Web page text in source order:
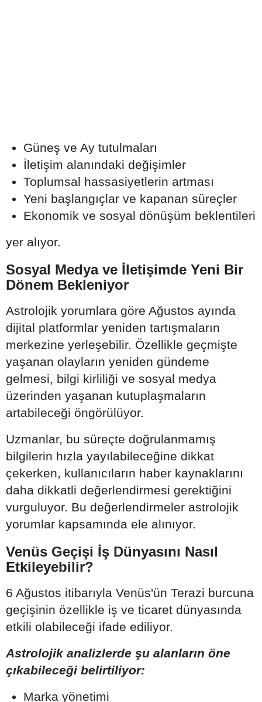
Güneş ve Ay tutulmaları
İletişim alanındaki değişimler
Toplumsal hassasiyetlerin artması
Yeni başlangıçlar ve kapanan süreçler
Ekonomik ve sosyal dönüşüm beklentileri
yer alıyor.
Sosyal Medya ve İletişimde Yeni Bir
Dönem Bekleniyor
Astrolojik yorumlara göre Ağustos ayında
dijital platformlar yeniden tartışmaların
merkezine yerleşebilir. Özellikle geçmişte
yaşanan olayların yeniden gündeme
gelmesi, bilgi kirliliği ve sosyal medya
üzerinden yaşanan kutuplaşmaların
artabileceği öngörülüyor.
Uzmanlar, bu süreçte doğrulanmamış
bilgilerin hızla yayılabileceğine dikkat
çekerken, kullanıcıların haber kaynaklarını
daha dikkatli değerlendirmesi gerektiğini
vurguluyor. Bu değerlendirmeler astrolojik
yorumlar kapsamında ele alınıyor.
Venüs Geçişi İş Dünyasını Nasıl
Etkileyebilir?
6 Ağustos itibarıyla Venüs'ün Terazi burcuna
geçişinin özellikle iş ve ticaret dünyasında
etkili olabileceği ifade ediliyor.
Astrolojik analizlerde şu alanların öne
çıkabileceği belirtiliyor:
Marka yönetimi